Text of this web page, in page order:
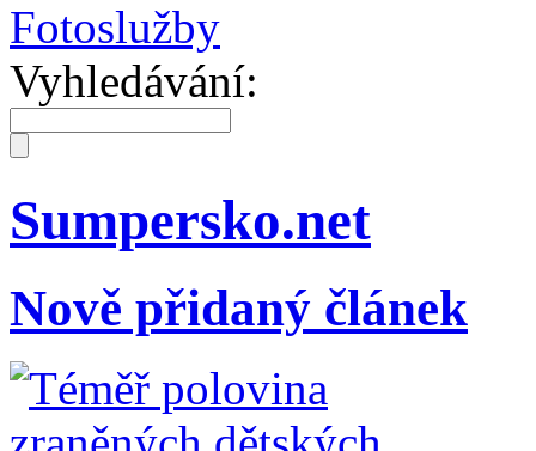
Fotoslužby
Vyhledávání:
Sumpersko.net
Nově přidaný článek